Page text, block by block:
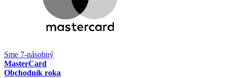
Sme 7-násobný
MasterCard
Obchodník roka